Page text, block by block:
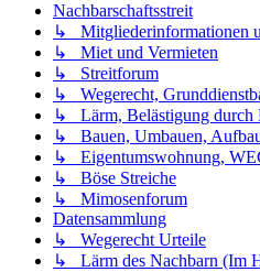
Nachbarschaftsstreit
↳ Mitgliederinformationen
↳ Miet und Vermieten
↳ Streitforum
↳ Wegerecht,
↳ Lärm, Belästigung durch
↳ Bauen, Umbauen,
↳ Eigentumswohnung,
↳ Böse Streiche
↳ Mimosenforum
Datensammlung
↳ Wegerecht Urteile
↳ Lärm des Nachbarn (Im